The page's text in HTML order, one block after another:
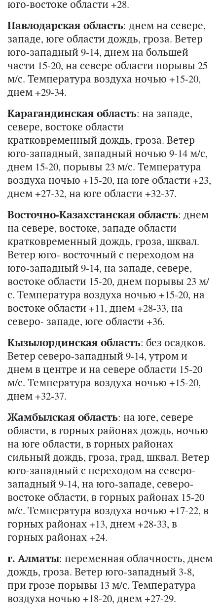
юго-востоке области +28.
Павлодарская область: днем на севере,
западе, юге области дождь, гроза. Ветер
юго-западный 9-14, днем на большей
части 15-20, на севере области порывы 25
м/с. Температура воздуха ночью +15-20,
днем +29-34.
Карагандинская область: на западе,
севере, востоке области
кратковременный дождь, гроза. Ветер
юго-западный, западный ночью 9-14 м/с,
днем 15-20, порывы 23 м/с. Температура
воздуха ночью +15-20, на юге области +23,
днем +27-32, на юге области +32-37.
Восточно-Казахстанская область: днем
на севере, востоке, западе области
кратковременный дождь, гроза, шквал.
Ветер юго- восточный с переходом на
юго-западный 9-14, на западе, севере,
востоке области 15-20, днем порывы 23 м/
с. Температура воздуха ночью +15-20, на
востоке области +11, днем +28-33, на
северо- западе, юге области +36.
Кызылординская область: без осадков.
Ветер северо-западный 9-14, утром и
днем в центре и на севере области 15-20
м/с. Температура воздуха ночью +15-20,
днем +32-37.
Жамбылская область: на юге, севере
области, в горных районах дождь, ночью
на юге области, в горных районах
сильный дождь, гроза, град, шквал. Ветер
юго-западный с переходом на северо-
западный 9-14, на юго-западе, северо-
востоке области, в горных районах 15-20
м/с. Температура воздуха ночью +17-22, в
горных районах +13, днем +28-33, в
горных районах +24.
г. Алматы: переменная облачность, днем
дождь, гроза. Ветер юго-западный 3-8,
при грозе порывы 13 м/с. Температура
воздуха ночью +18-20, днем +27-29.